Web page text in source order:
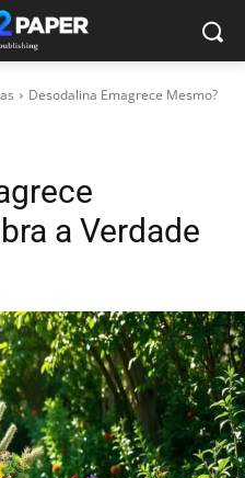
Desodalina Emagrece Mesmo?
a Verdade